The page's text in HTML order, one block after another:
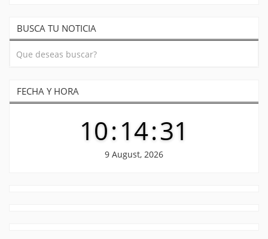
BUSCA TU NOTICIA
FECHA Y HORA
10:14:31
9 August, 2026